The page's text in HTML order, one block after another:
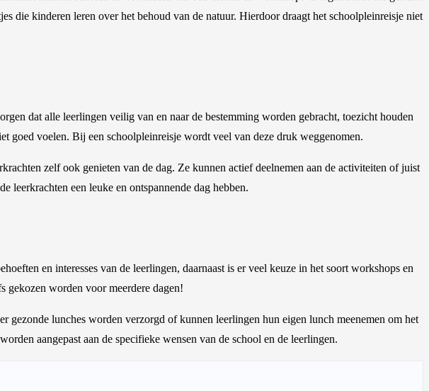
die kinderen leren over het behoud van de natuur. Hierdoor draagt het schoolpleinreisje niet
dat alle leerlingen veilig van en naar de bestemming worden gebracht, toezicht houden
goed voelen. Bij een schoolpleinreisje wordt veel van deze druk weggenomen.
zelf ook genieten van de dag. Ze kunnen actief deelnemen aan de activiteiten of juist
leerkrachten een leuke en ontspannende dag hebben.
en interesses van de leerlingen, daarnaast is er veel keuze in het soort workshops en
gekozen worden voor meerdere dagen!
gezonde lunches worden verzorgd of kunnen leerlingen hun eigen lunch meenemen om het
aangepast aan de specifieke wensen van de school en de leerlingen.